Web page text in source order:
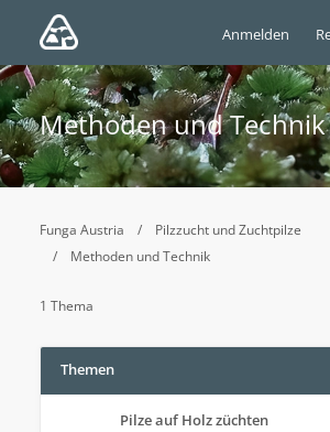
Anmelden
Methoden und Technik
Funga Austria
Pilzzucht und Zuchtpilze
Methoden und Technik
1 Thema
Themen
Pilze auf Holz züchten